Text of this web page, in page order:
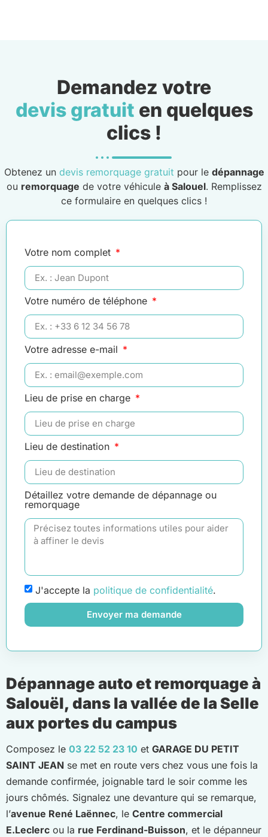
Demandez votre
devis gratuit en quelques
clics !
Obtenez un devis remorquage gratuit pour le dépannage
ou remorquage de votre véhicule à Salouel. Remplissez
ce formulaire en quelques clics !
Votre nom complet
Votre numéro de téléphone
Votre adresse e-mail
Lieu de prise en charge
Lieu de destination
Détaillez votre demande de dépannage ou
remorquage
J'accepte la politique de confidentialité.
Envoyer ma demande
Dépannage auto et remorquage à
Salouël, dans la vallée de la Selle
aux portes du campus
Composez le 03 22 52 23 10 et GARAGE DU PETIT
SAINT JEAN se met en route vers chez vous une fois la
demande confirmée, joignable tard le soir comme les
jours chômés. Signalez une devanture qui se remarque,
l’avenue René Laënnec, le Centre commercial
E.Leclerc ou la rue Ferdinand-Buisson, et le dépanneur